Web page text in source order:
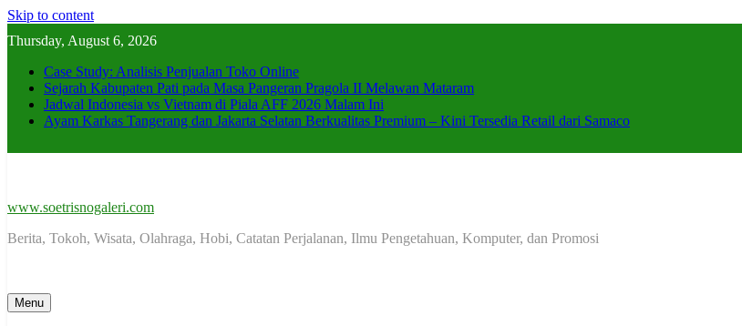
Skip to content
Thursday, August 6, 2026
Case Study: Analisis Penjualan Toko Online
Sejarah Kabupaten Pati pada Masa Pangeran Pragola II Melawan Mataram
Jadwal Indonesia vs Vietnam di Piala AFF 2026 Malam Ini
Ayam Karkas Tangerang dan Jakarta Selatan Berkualitas Premium – Kini Tersedia Retail dari Samaco
www.soetrisnogaleri.com
Berita, Tokoh, Wisata, Olahraga, Hobi, Catatan Perjalanan, Ilmu Pengetahuan, Komputer, dan Promosi
Menu